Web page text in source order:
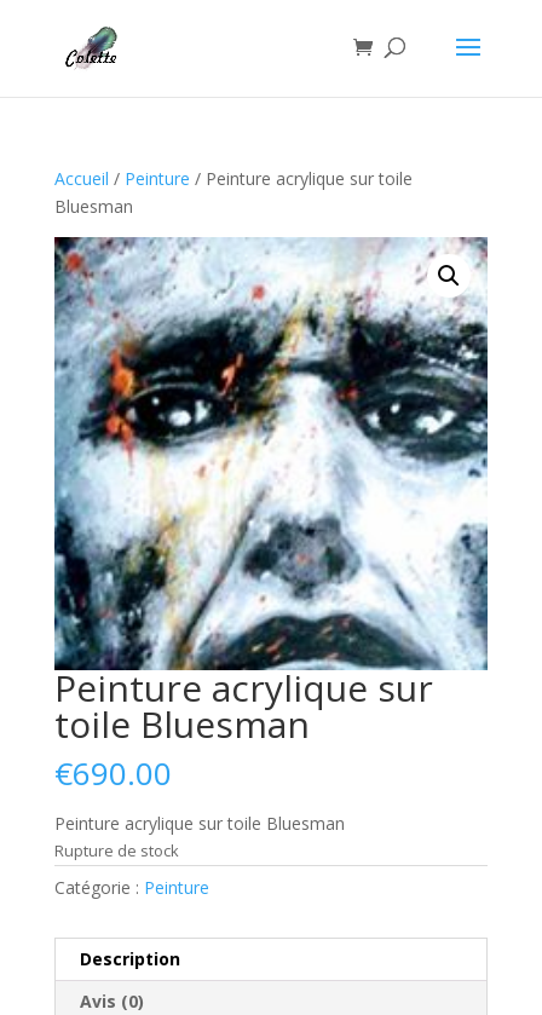
Accueil / Peinture / Peinture acrylique sur toile
Bluesman
Peinture acrylique sur
toile Bluesman
€690.00
Peinture acrylique sur toile Bluesman
Rupture de stock
Catégorie : Peinture
Description
Avis (0)